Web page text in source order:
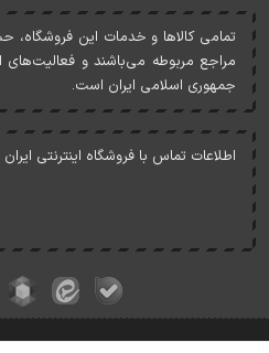
تمامی کالاها و خدمات اين فروشگاه،
مراجع مربوطه می‌باشند و فعاليت‌های
جمهوری اسلامی ايران است.
اطلاعات تماس با فروشگاه اینترنتی